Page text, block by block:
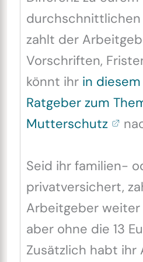
zahlt der
Vorschriften,
könnt ihr in
Ratgeber zum
Mutterschutz
Seid ihr familien-
privatversichert,
Arbeitgeber
aber ohne die 13
Zusätzlich habt ihr